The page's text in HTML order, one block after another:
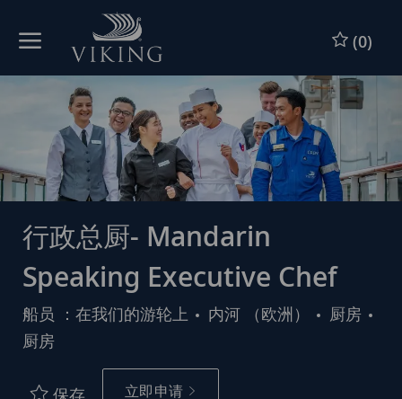
跳到主要内容
(0)
行政总厨- Mandarin
Speaking Executive Chef
船员 ：在我们的游轮上 内河 （欧洲）
类
厨房
厨房
保存 立即申请